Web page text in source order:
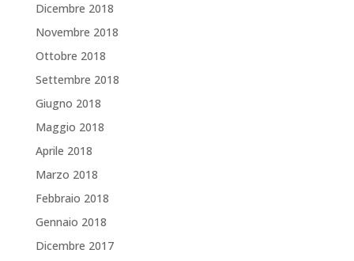
Dicembre 2018
Novembre 2018
Ottobre 2018
Settembre 2018
Giugno 2018
Maggio 2018
Aprile 2018
Marzo 2018
Febbraio 2018
Gennaio 2018
Dicembre 2017